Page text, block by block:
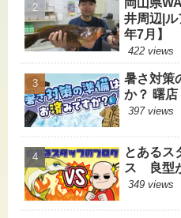
井周辺|
年7月】
422 views
暑さ対策
か？ 曙店
397 views
とある
ス 良型
349 views